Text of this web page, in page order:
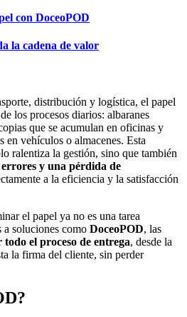
con DoceoPOD
la cadena de valor
distribución y logística, el papel
los procesos diarios: albaranes
que se acumulan en oficinas y
en vehículos o almacenes. Esta
ralentiza la gestión, sino que también
errores y una pérdida de
a la eficiencia y la satisfacción
el papel ya no es una tarea
a soluciones como DoceoPOD, las
el proceso de entrega, desde la
la firma del cliente, sin perder